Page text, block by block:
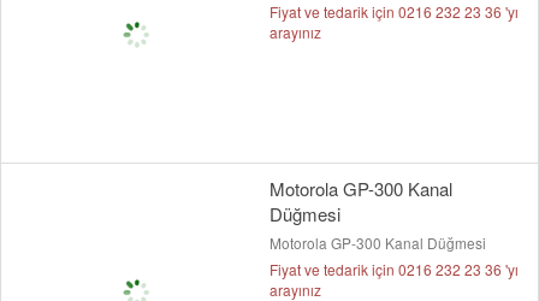
Fiyat ve tedarik için 0216 232 23 36 'yı
arayınız
Motorola GP-300 Kanal
Düğmesi
Motorola GP-300 Kanal Düğmesi
Fiyat ve tedarik için 0216 232 23 36 'yı
arayınız